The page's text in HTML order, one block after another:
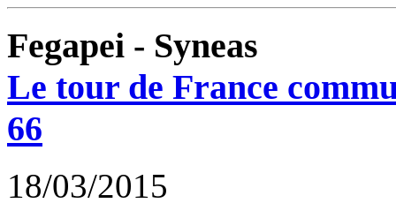
Fegapei - Syneas
Le tour de France
66
18/03/2015